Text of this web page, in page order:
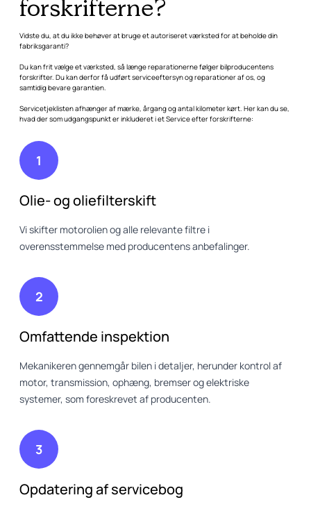
forskrifterne?
Vidste du, at du ikke behøver at bruge et autoriseret værksted for at beholde din
fabriksgaranti?
Du kan frit vælge et værksted, så længe reparationerne følger bilproducentens
forskrifter. Du kan derfor få udført serviceeftersyn og reparationer af os, og
samtidig bevare garantien.
Servicetjeklisten afhænger af mærke, årgang og antal kilometer kørt. Her kan du se,
hvad der som udgangspunkt er inkluderet i et Service efter forskrifterne:
1
Olie- og oliefilterskift
Vi skifter motorolien og alle relevante filtre i
overensstemmelse med producentens anbefalinger.
2
Omfattende inspektion
Mekanikeren gennemgår bilen i detaljer, herunder kontrol af
motor, transmission, ophæng, bremser og elektriske
systemer, som foreskrevet af producenten.
3
Opdatering af servicebog